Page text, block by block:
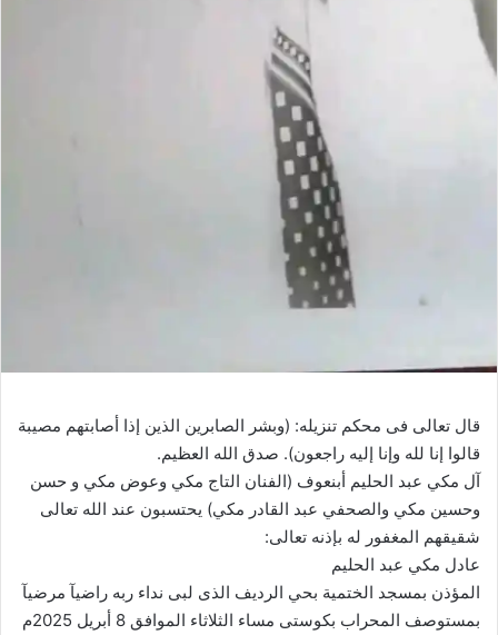
قال تعالى فى محكم تنزيله: (وبشر الصابرين الذين إذا أصابتهم مصيبة
قالوا إنا لله وإنا إليه راجعون). صدق الله العظيم.
آل مكي عبد الحليم أبنعوف (الفنان التاج مكي وعوض مكي و حسن
وحسين مكي والصحفي عبد القادر مكي) يحتسبون عند الله تعالى
شقيقهم المغفور له بإذنه تعالى:
عادل مكي عبد الحليم
المؤذن بمسجد الختمية بحي الرديف الذى لبى نداء ربه راضيآ مرضيآ
بمستوصف المحراب بكوستى مساء الثلاثاء الموافق 8 أبريل 2025م